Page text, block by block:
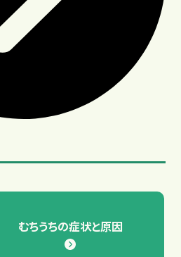
むちうちの症状と原因